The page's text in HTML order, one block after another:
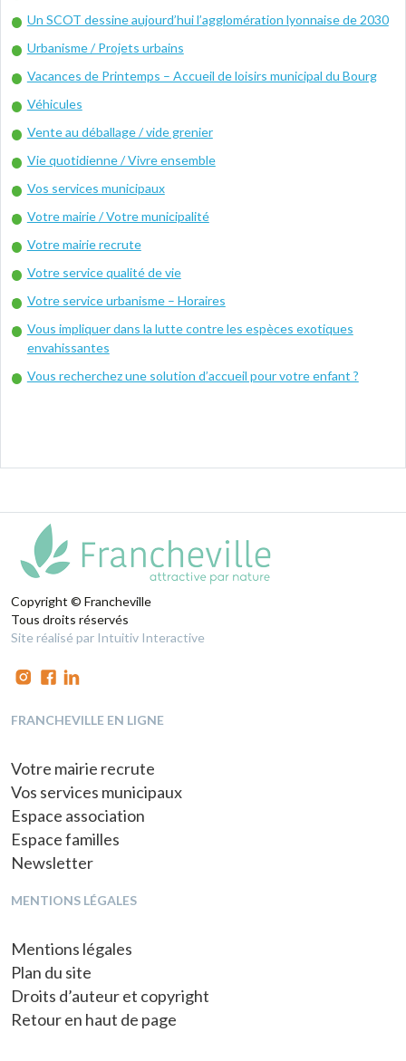
Un SCOT dessine aujourd’hui l’agglomération lyonnaise de 2030
Urbanisme / Projets urbains
Vacances de Printemps – Accueil de loisirs municipal du Bourg
Véhicules
Vente au déballage / vide grenier
Vie quotidienne / Vivre ensemble
Vos services municipaux
Votre mairie / Votre municipalité
Votre mairie recrute
Votre service qualité de vie
Votre service urbanisme – Horaires
Vous impliquer dans la lutte contre les espèces exotiques
envahissantes
Vous recherchez une solution d’accueil pour votre enfant ?
Copyright © Francheville
Tous droits réservés
Site réalisé par Intuitiv Interactive
FRANCHEVILLE EN LIGNE
Votre mairie recrute
Vos services municipaux
Espace association
Espace familles
Newsletter
MENTIONS LÉGALES
Mentions légales
Plan du site
Droits d’auteur et copyright
Retour en haut de page